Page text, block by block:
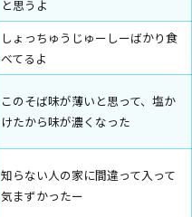
と思うよ
しょっちゅうじゅーしーばかり食
べてるよ
このそば味が薄いと思って、塩か
けたから味が濃くなった
知らない人の家に間違って入って
気まずかったー